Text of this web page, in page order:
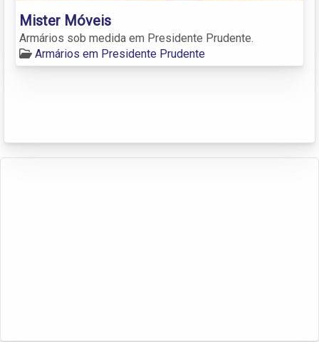
Mister Móveis
Armários sob medida em Presidente Prudente.
Armários em Presidente Prudente